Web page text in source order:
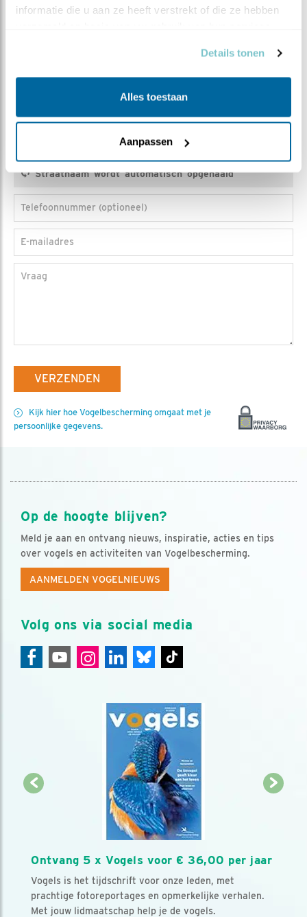
informatie die u aan ze heeft verstrekt of die ze hebben
Details tonen
Alles toestaan
Aanpassen
Telefoonnummer (optioneel)
E-mailadres
Vraag
VERZENDEN
Kijk hier hoe Vogelbescherming omgaat met je
persoonlijke gegevens.
Op de hoogte blijven?
Meld je aan en ontvang nieuws, inspiratie, acties en tips
over vogels en activiteiten van Vogelbescherming.
AANMELDEN VOGELNIEUWS
Volg ons via social media
Ontvang 5 x Vogels voor € 36,00 per jaar
Vogels is het tijdschrift voor onze leden, met
prachtige fotoreportages en opmerkelijke verhalen.
Met jouw lidmaatschap help je de vogels.